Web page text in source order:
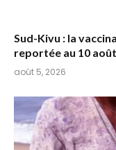
Sud-Kivu : la
reportée au 10 août
août 5, 2026